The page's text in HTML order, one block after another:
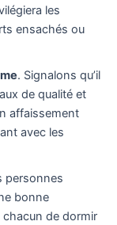
les
ensachés ou
. Signalons qu’il
de qualité et
affaissement
avec les
personnes
bonne
de dormir